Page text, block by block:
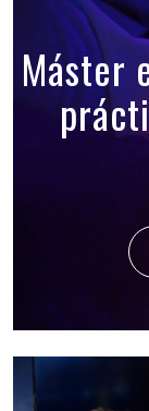
Máster